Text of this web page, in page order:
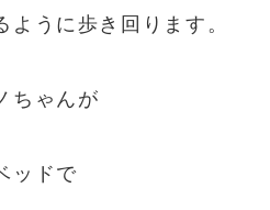
うに歩き回ります。
ちゃんが
ッドで